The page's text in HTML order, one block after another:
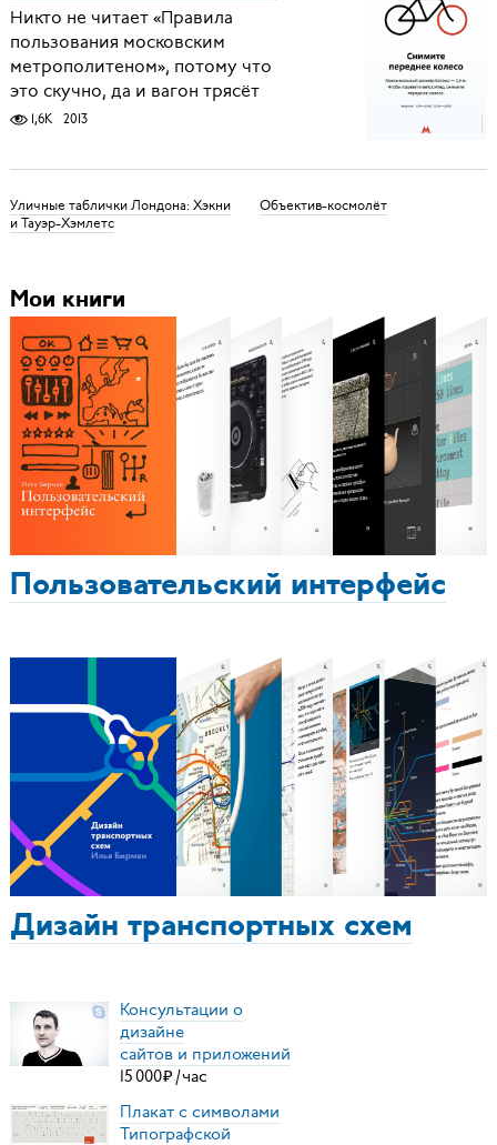
Никто не читает «Правила
пользования московским
метрополитеном», потому что
это скучно, да и вагон трясёт
1,6K 2013
Уличные таблички Лондона: Хэкни
и Тауэр-Хэмлетс
Объектив-космолёт
Мои книги
Пользовательский интерфейс
Дизайн транспортных схем
Консультации о
дизайне
сайтов и приложений
15000₽ /час
Плакат с символами
Типографской